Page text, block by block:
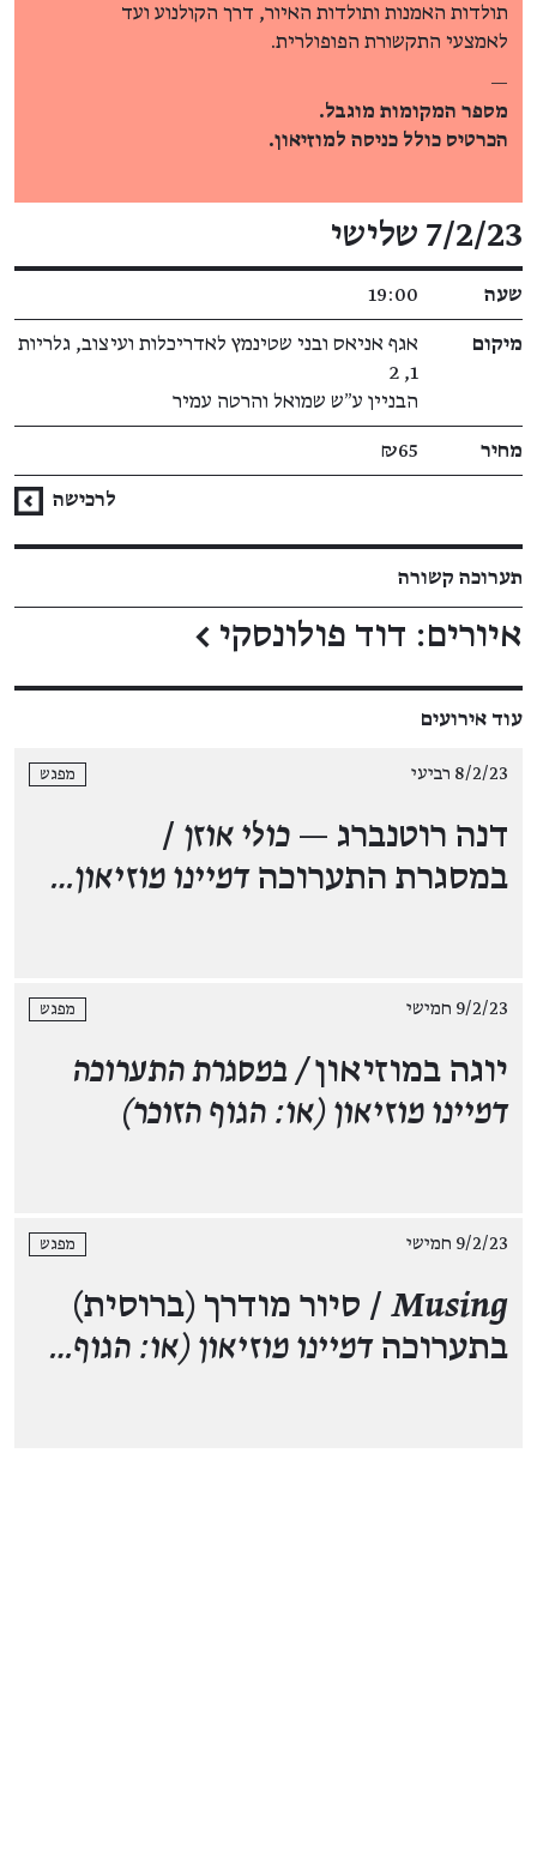
תולדות האמנות ותולדות האיור, דרך הקולנוע ועד
לאמצעי התקשורת הפופולרית.
—
מספר המקומות מוגבל.
הכרטיס כולל כניסה למוזיאון.
פרטי האירוע
7/2/23 שלישי
שעה 19:00
מיקום
אגף אניאס ובני שטינמץ לאדריכלות ועיצוב, גלריות
1, 2
הבניין ע״ש שמואל והרטה עמיר
מחיר ₪65
לרכישה
תערוכה קשורה
איורים: דוד פולונסקי ←
עוד אירועים
8/2/23 רביעי מפגש
דנה רוטנברג — כולי אוזן /
במסגרת התערוכהדמיינו מוזיאון…
9/2/23 חמישי מפגש
יוגה במוזיאון/ במסגרת התערוכה
דמיינו מוזיאון (או: הגוף הזוכר)
9/2/23 חמישי מפגש
Musing / סיור מודרך (ברוסית)
בתערוכהדמיינו מוזיאון (או: הגוף…